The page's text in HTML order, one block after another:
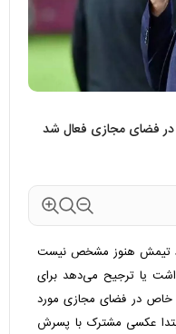
در فضای مجازی فعال شد
تیمش هنوز مشخص نیست
یا ترجیح می‌دهد برای
کند، با انتشار ۲ عکس خاص در فضای مجازی مورد
عکسی مشترک با پسرش